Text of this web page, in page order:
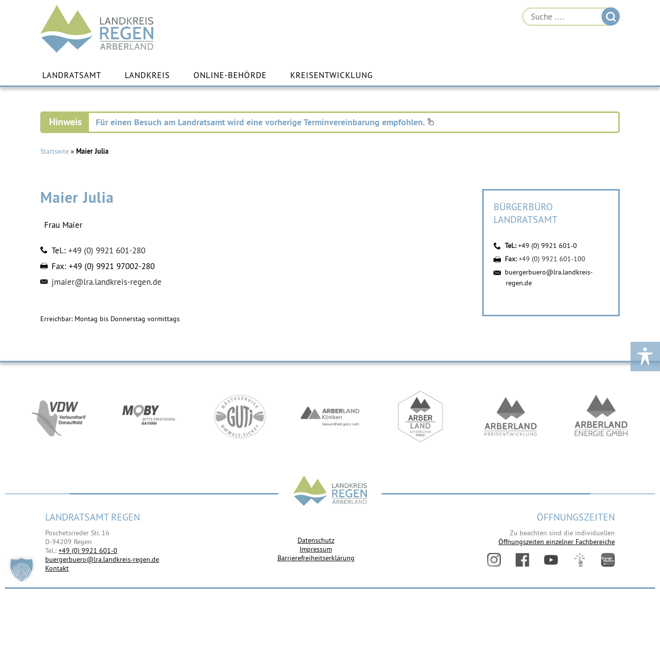
Landkreis
Regen
Inhalt
springen
LANDRATSAMT LANDKREIS ONLINE-BEHÖRDE KREISENTWICKLUNG
Für einen Besuch am Landratsamt wird eine vorherige Terminvereinbarung empfohlen.
Startseite » Maier Julia
Maier Julia
Frau Maier
Tel.: +49 (0) 9921 601-280
Fax: +49 (0) 9921 97002-280
jmaier@lra.landkreis-regen.de
Erreichbar: Montag bis Donnerstag vormittags
BÜRGERBÜRO
LANDRATSAMT
Tel.:+49 (0) 9921 601-0
Fax:+49 (0) 9921 601-100
buergerbuero@lra.landkreis-
regen.de
LANDRATSAMT REGEN
Poschetsrieder Str. 16
D-94209 Regen
Tel.: +49 (0) 9921 601-0
buergerbuero@lra.landkreis-regen.de
Kontakt
Datenschutz
Impressum
Barrierefreiheitserklärung
ÖFFNUNGSZEITEN
Zu beachten sind die individuellen
Öffnungszeiten einzelner Fachbereiche